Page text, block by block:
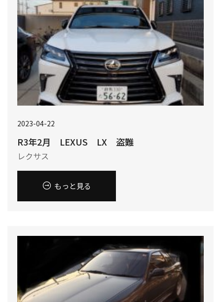
2023-04-22
R3年2月 LEXUS LX 盗難
レクサス
もっと見る